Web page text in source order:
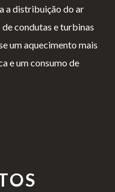
a distribuição do ar
condutas e turbinas
um aquecimento mais
e um consumo de